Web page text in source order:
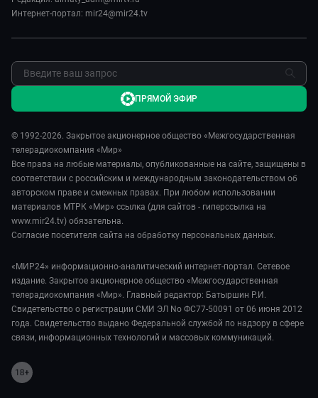
Интернет-портал: mir24@mir24.tv
© 1992-2026. Закрытое акционерное общество «Межгосударственная
телерадиокомпания «Мир»
Все права на любые материалы, опубликованные на сайте, защищены в
соответствии с российским и международным законодательством об
авторском праве и смежных правах. При любом использовании
материалов МТРК «Мир» ссылка (для сайтов - гиперссылка на
www.mir24.tv) обязательна.
Согласие посетителя сайта на обработку персональных данных.
«МИР24» информационно-аналитический интернет-портал. Сетевое
издание. Закрытое акционерное общество «Межгосударственная
телерадиокомпания «Мир». Главный редактор: Батыршин Р.И.
Свидетельство о регистрации СМИ ЭЛ No ФС77-50091 от 06 июня 2012
года. Свидетельство выдано Федеральной службой по надзору в сфере
связи, информационных технологий и массовых коммуникаций.
ПРЯМОЙ ЭФИР